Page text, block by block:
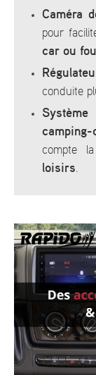
Caméra
pour
car ou
conduite
compte
loisirs